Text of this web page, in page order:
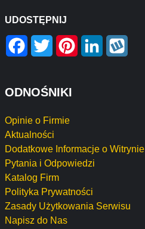
UDOSTĘPNIJ
Facebook
Twitter PinterestLinkedIn
ODNOŚNIKI
Opinie o Firmie
Aktualności
Dodatkowe Informacje o Witrynie
Pytania i Odpowiedzi
Katalog Firm
Polityka Prywatności
Zasady Użytkowania Serwisu
Napisz do Nas